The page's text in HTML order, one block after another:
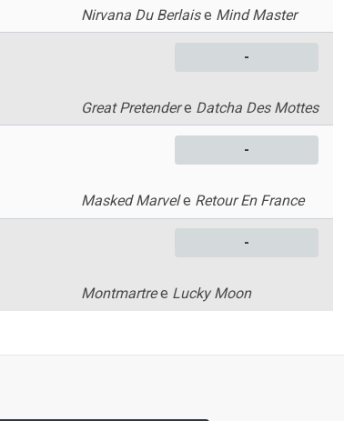
Nirvana Du Berlaise Mind Master
-
Great Pretendere Datcha Des Mottes
-
Masked Marvele Retour En France
-
Montmartree Lucky Moon